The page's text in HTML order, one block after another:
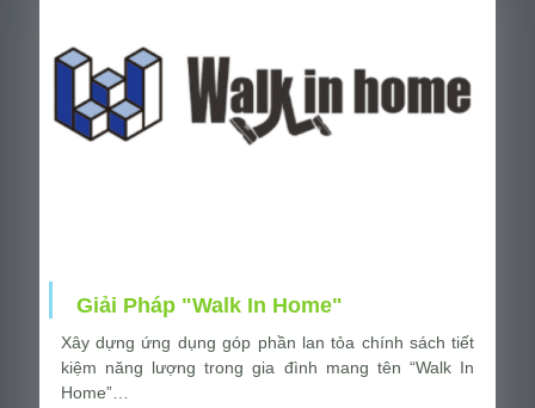
Giải Pháp "Walk In Home"
Xây dựng ứng dụng góp phần lan tỏa chính sách tiết
kiệm năng lượng trong gia đình mang tên “Walk In
Home”…